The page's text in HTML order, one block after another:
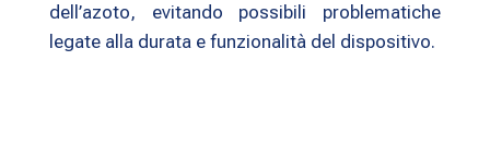
dell’azoto, evitando possibili problematiche
legate alla durata e funzionalità del dispositivo.